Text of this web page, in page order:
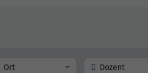
Ort Dozent